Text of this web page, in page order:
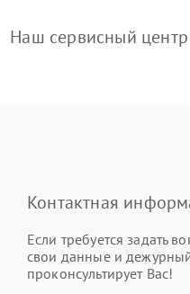
Наш сервисный
Контактная
Если требуется задать
свои данные и
проконсультирует Вас!